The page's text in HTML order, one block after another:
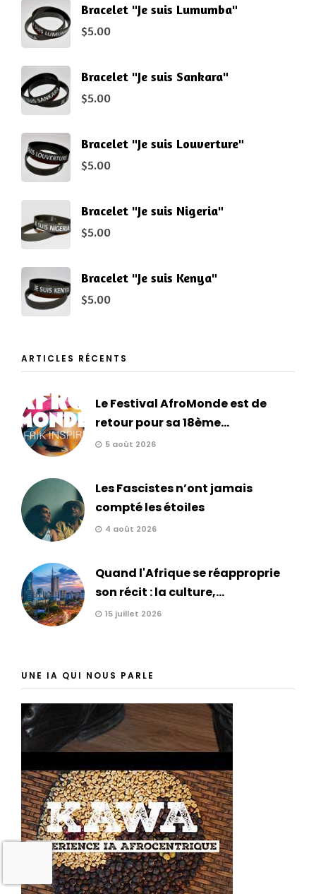
Bracelet "Je suis Lumumba"
$5.00
Bracelet "Je suis Sankara"
$5.00
Bracelet "Je suis Louverture"
$5.00
Bracelet "Je suis Nigeria"
$5.00
Bracelet "Je suis Kenya"
$5.00
ARTICLES RÉCENTS
Le Festival AfroMonde est de
retour pour sa 18ème...
5 août 2026
Les Fascistes n’ont jamais
compté les étoiles
4 août 2026
Quand l'Afrique se réapproprie
son récit : la culture,...
15 juillet 2026
UNE IA QUI NOUS PARLE